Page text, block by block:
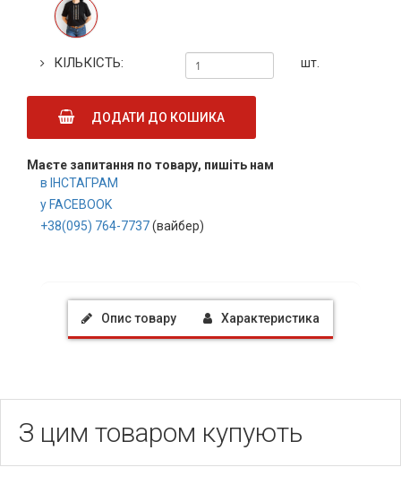
КІЛЬКІСТЬ: шт.
ДОДАТИ ДО КОШИКА
Маєте запитання по товару, пишіть нам
в ІНСТАГРАМ
у FACEBOOK
+38(095) 764-7737(вайбер)
Опис товару Характеристика
З цим товаром купують